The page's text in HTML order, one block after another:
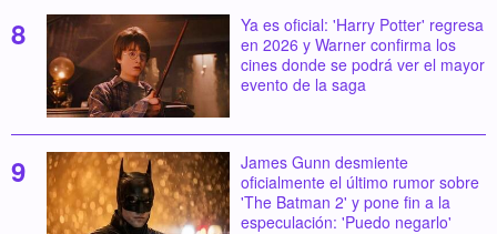
Ya es oficial: 'Harry Potter' regresa
en 2026 y Warner confirma los
cines donde se podrá ver el mayor
evento de la saga
James Gunn desmiente
oficialmente el último rumor sobre
'The Batman 2' y pone fin a la
especulación: 'Puedo negarlo'